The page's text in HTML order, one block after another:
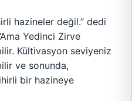
hazineler değil.” dedi
Yedinci Zirve
Kültivasyon seviyeniz
ve sonunda,
bir hazineye